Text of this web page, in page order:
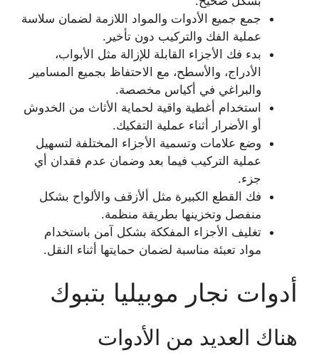
جمع جميع الأدوات والمواد اللازمة لضمان سلاسة
عملية الفك والتركيب دون تأخير.
بدء فك الأجزاء القابلة للإزالة مثل الأبواب،
الأدراج، والأسطح، مع الاحتفاظ بجميع المسامير
والبراغي في أكياس مخصصة.
استخدام أغطية واقية لحماية الأثاث من الخدوش
أو الأضرار أثناء عملية التفكيك.
وضع علامات وتسمية الأجزاء المختلفة لتسهيل
عملية التركيب فيما بعد وضمان عدم فقدان أي
جزء.
فك القطع الكبيرة مثل ألأزقف والألواح بشكل
منفصل وتخزينها بطريقة منظمة.
تغليف الأجزاء المفككة بشكل آمن باستخدام
مواد تعبئة مناسبة لضمان حمايتها أثناء النقل.
أدوات نجار موبيليا بتبوك
هناك العديد من الأدوات